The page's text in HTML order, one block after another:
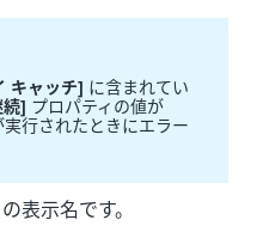
キャッチ] に含まれてい
] プロパティの値が
行されたときにエラー
表示名です。